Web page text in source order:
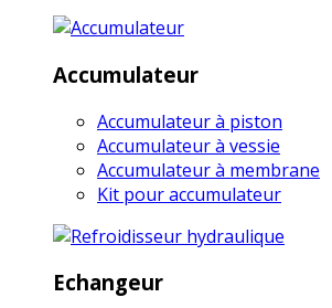
Accumulateur
Accumulateur à piston
Accumulateur à vessie
Accumulateur à membrane
Kit pour accumulateur
Echangeur